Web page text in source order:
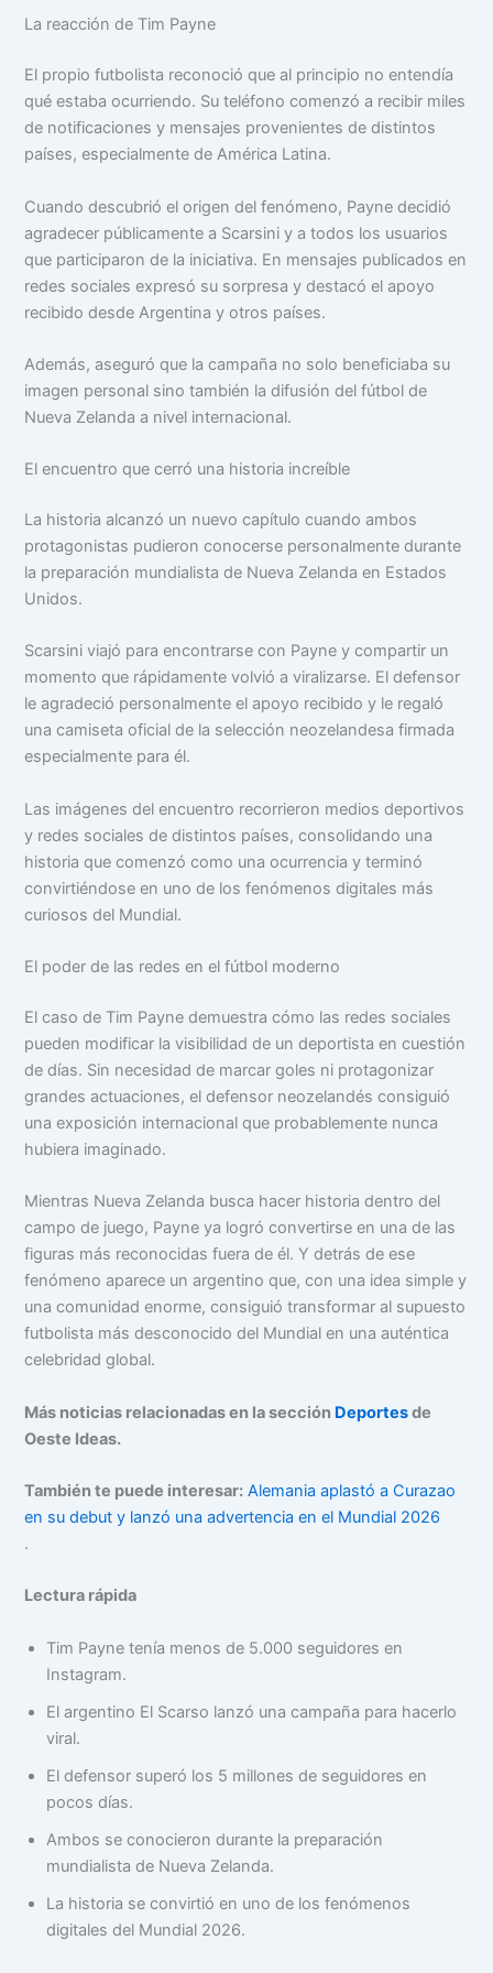
La reacción de Tim Payne
El propio futbolista reconoció que al principio no entendía
qué estaba ocurriendo. Su teléfono comenzó a recibir miles
de notificaciones y mensajes provenientes de distintos
países, especialmente de América Latina.
Cuando descubrió el origen del fenómeno, Payne decidió
agradecer públicamente a Scarsini y a todos los usuarios
que participaron de la iniciativa. En mensajes publicados en
redes sociales expresó su sorpresa y destacó el apoyo
recibido desde Argentina y otros países.
Además, aseguró que la campaña no solo beneficiaba su
imagen personal sino también la difusión del fútbol de
Nueva Zelanda a nivel internacional.
El encuentro que cerró una historia increíble
La historia alcanzó un nuevo capítulo cuando ambos
protagonistas pudieron conocerse personalmente durante
la preparación mundialista de Nueva Zelanda en Estados
Unidos.
Scarsini viajó para encontrarse con Payne y compartir un
momento que rápidamente volvió a viralizarse. El defensor
le agradeció personalmente el apoyo recibido y le regaló
una camiseta oficial de la selección neozelandesa firmada
especialmente para él.
Las imágenes del encuentro recorrieron medios deportivos
y redes sociales de distintos países, consolidando una
historia que comenzó como una ocurrencia y terminó
convirtiéndose en uno de los fenómenos digitales más
curiosos del Mundial.
El poder de las redes en el fútbol moderno
El caso de Tim Payne demuestra cómo las redes sociales
pueden modificar la visibilidad de un deportista en cuestión
de días. Sin necesidad de marcar goles ni protagonizar
grandes actuaciones, el defensor neozelandés consiguió
una exposición internacional que probablemente nunca
hubiera imaginado.
Mientras Nueva Zelanda busca hacer historia dentro del
campo de juego, Payne ya logró convertirse en una de las
figuras más reconocidas fuera de él. Y detrás de ese
fenómeno aparece un argentino que, con una idea simple y
una comunidad enorme, consiguió transformar al supuesto
futbolista más desconocido del Mundial en una auténtica
celebridad global.
Más noticias relacionadas en la sección Deportesde
Oeste Ideas.
También te puede interesar: Alemania aplastó a Curazao
en su debut y lanzó una advertencia en el Mundial 2026
.
Lectura rápida
Tim Payne tenía menos de 5.000 seguidores en
Instagram.
El argentino El Scarso lanzó una campaña para hacerlo
viral.
El defensor superó los 5 millones de seguidores en
pocos días.
Ambos se conocieron durante la preparación
mundialista de Nueva Zelanda.
La historia se convirtió en uno de los fenómenos
digitales del Mundial 2026.